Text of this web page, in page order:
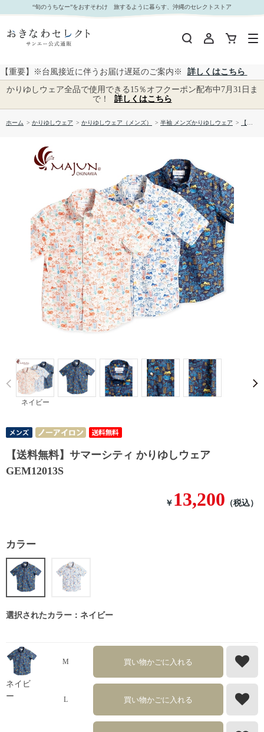
【送料無料】サマーシティ かりゆしウェア GEM12013S｜おきなわセレクト サンエー公式通販
“旬のうちなー”をおすそわけ 旅するように暮らす、沖縄のセレクトストア
【重要】※台風接近に伴うお届け遅延のご案内※
詳しくはこちら
かりゆしウェア全品で使用できる15％オフクーポン配布中7月31日ま
で！
詳しくはこちら
ホーム > かりゆしウェア > かりゆしウェア（メンズ） > 半袖 メンズかりゆしウェア > 【送料無料】サマーシティ かりゆしウェア GEM12013S
ネイビー
Prev
【送料無料】サマーシティ かりゆしウェア
GEM12013S
￥ 13,200 （税込）
カラー
選択されたカラー：ネイビー
ネイビ
ー
M 買い物かごに入れる
L 買い物かごに入れる